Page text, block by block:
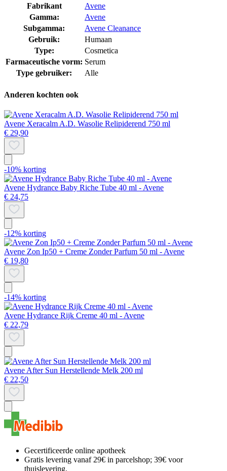
Fabrikant
Avene
Gamma:
Avene
Subgamma:
Avene Cleanance
Gebruik:
Humaan
Type:
Cosmetica
Farmaceutische vorm: Serum
Type gebruiker:
Alle
Anderen kochten ook
Avene Xeracalm A.D. Wasolie Relipiderend 750 ml
€ 29,90
-10% korting
Avene Hydrance Baby Riche Tube 40 ml - Avene
€ 24,75
-12% korting
Avene Zon Ip50 + Creme Zonder Parfum 50 ml - Avene
€ 19,80
-14% korting
Avene Hydrance Rijk Creme 40 ml - Avene
€ 22,79
Avene After Sun Herstellende Melk 200 ml
€ 22,50
Gecertificeerde online apotheek
Gratis levering vanaf 29€ in parcelshop; 39€ voor
thuislevering.